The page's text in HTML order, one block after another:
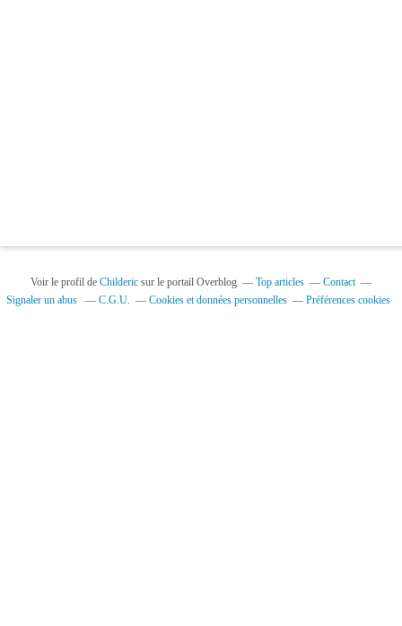
Voir le profil de Childeric sur le portail Overblog Top articles
Contact
Signaler un abus
C.G.U. Cookies et données personnelles Préférences cookies